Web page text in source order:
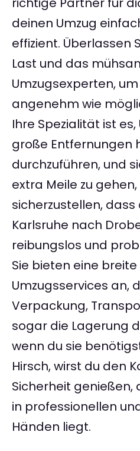
deinen Umzug
effizient. Überlassen
Last und das
Umzugsexperten,
angenehm wie
Ihre Spezialität ist
große Entfernungen
durchzuführen, und
extra Meile zu
sicherzustellen, dass
Karlsruhe nach
reibungslos und
Sie bieten eine
Umzugsservices an,
Verpackung,
sogar die Lagerung
wenn du sie
Hirsch, wirst du den
Sicherheit genießen,
in professionellen
Händen liegt.